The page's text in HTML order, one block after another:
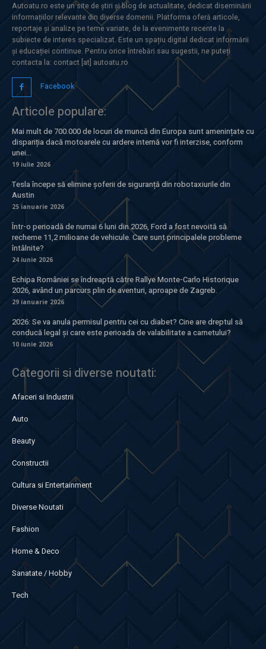
Autoatu.ro este un site de știri și blog de actualitate, dedicat diseminării
informațiilor relevante din diverse domenii. Platforma oferă articole,
reportaje și analize pe teme variate, de la evenimente recente la
subiecte de interes specializat. Este un spațiu digital dedicat informării
și educației continue. Pentru orice întrebări sau sugestii, ne puteți
contacta la: contact [at] autoatu.ro
Facebook
Articole populare:
Mai mult de 700.000 de locuri de muncă din Europa sunt amenințate cu
dispariția dacă motoarele cu ardere internă vor fi interzise, conform
unei...
19 iulie 2026
Tesla începe să elimine șoferii de siguranță din robotaxiurile din
Austin
25 ianuarie 2026
Într-o perioadă de numai 6 luni din 2026, Ford a fost nevoită să
recheme 11,2 milioane de vehicule. Care sunt principalele probleme
întâlnite?
24 iunie 2026
Echipa României se îndreaptă către Rallye Monte-Carlo Historique
2026, având un parcurs plin de aventuri, aproape de Zagreb.
29 ianuarie 2026
2026: Se va anula permisul pentru cei cu diabet? Cine are dreptul să
conducă legal și care este perioada de valabilitate a carnetului?
10 iunie 2026
Categorii si diverse noutati:
Afaceri si Industrii
Auto
Beauty
Constructii
Cultura si Entertainment
Diverse Noutati
Fashion
Home & Deco
Sanatate / Hobby
Tech